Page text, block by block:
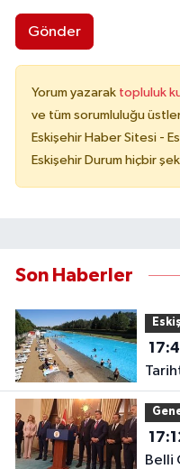
Gönder
Yorum yazarak topluluk
ve tüm sorumluluğu
Eskişehir Haber Sitesi -
Eskişehir Durum hiçbir
Son Haberler
Belli